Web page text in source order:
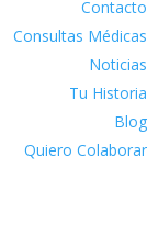
Contacto
Consultas Médicas
Noticias
Tu Historia
Blog
Quiero Colaborar